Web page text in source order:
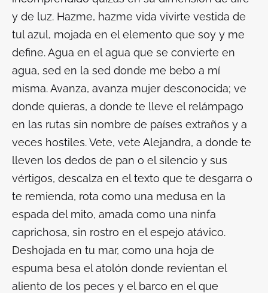
y de luz. Hazme, hazme vida vivirte vestida de
tul azul, mojada en el elemento que soy y me
define. Agua en el agua que se convierte en
agua, sed en la sed donde me bebo a mí
misma. Avanza, avanza mujer desconocida; ve
donde quieras, a donde te lleve el relámpago
en las rutas sin nombre de países extraños y a
veces hostiles. Vete, vete Alejandra, a donde te
lleven los dedos de pan o el silencio y sus
vértigos, descalza en el texto que te desgarra o
te remienda, rota como una medusa en la
espada del mito, amada como una ninfa
caprichosa, sin rostro en el espejo atávico.
Deshojada en tu mar, como una hoja de
espuma besa el atolón donde revientan el
aliento de los peces y el barco en el que